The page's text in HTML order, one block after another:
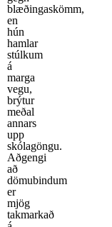
blæðingaskömm,
en
hún
hamlar
stúlkum
á
marga
vegu,
brýtur
meðal
annars
upp
skólagöngu.
Aðgengi
að
dömubindum
er
mjög
takmarkað